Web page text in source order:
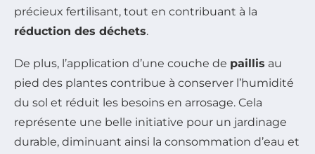
précieux fertilisant, tout en contribuant à la
réduction des déchets.
De plus, l’application d’une couche de paillis au
pied des plantes contribue à conserver l’humidité
du sol et réduit les besoins en arrosage. Cela
représente une belle initiative pour un jardinage
durable, diminuant ainsi la consommation d’eau et